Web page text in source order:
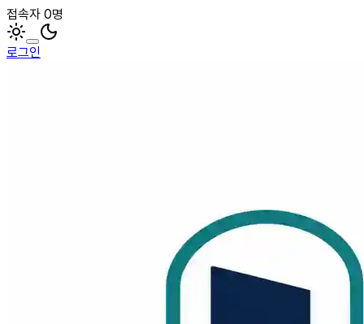
접속자 0명
로그인